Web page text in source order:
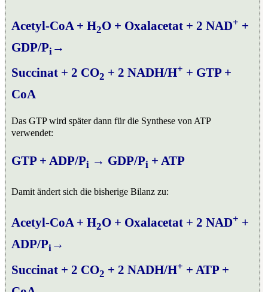
Acetyl-CoA + H2O + Oxalacetat + 2 NAD+ +
GDP/Pi →
Succinat + 2 CO2 + 2 NADH/H+ + GTP +
CoA
Das GTP wird später dann für die Synthese von ATP
verwendet:
GTP + ADP/Pi → GDP/Pi + ATP
Damit ändert sich die bisherige Bilanz zu:
Acetyl-CoA + H2O + Oxalacetat + 2 NAD+ +
ADP/Pi →
Succinat + 2 CO2 + 2 NADH/H+ + ATP +